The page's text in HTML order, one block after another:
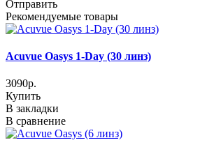
Отправить
Рекомендуемые товары
Acuvue Oasys 1-Day (30 линз)
3090р.
Купить
В закладки
В сравнение